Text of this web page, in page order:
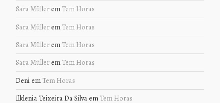
Sara Müllerem Tem Horas
Sara Müllerem Tem Horas
Sara Müllerem Tem Horas
Sara Müllerem Tem Horas
Deni em Tem Horas
Ilklenia Teixeira Da Silvaem Tem Horas